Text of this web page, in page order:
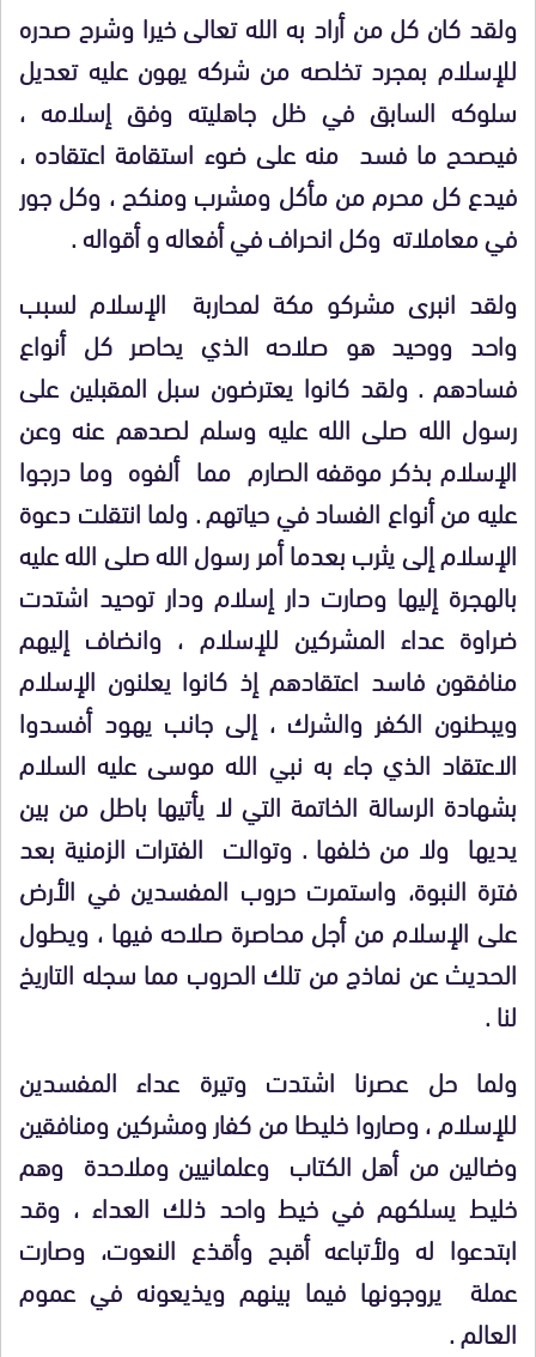
ولقد كان كل من أراد به الله تعالى خيرا وشرح صدره
للإسلام بمجرد تخلصه من شركه يهون عليه تعديل
سلوكه السابق في ظل جاهليته وفق إسلامه ،
فيصحح ما فسد منه على ضوء استقامة اعتقاده ،
فيدع كل محرم من مأكل ومشرب ومنكح ، وكل جور
في معاملاته وكل انحراف في أفعاله و أقواله .
ولقد انبرى مشركو مكة لمحاربة الإسلام لسبب
واحد ووحيد هو صلاحه الذي يحاصر كل أنواع
فسادهم . ولقد كانوا يعترضون سبل المقبلين على
رسول الله صلى الله عليه وسلم لصدهم عنه وعن
الإسلام بذكر موقفه الصارم مما ألفوه وما درجوا
عليه من أنواع الفساد في حياتهم . ولما انتقلت دعوة
الإسلام إلى يثرب بعدما أمر رسول الله صلى الله عليه
بالهجرة إليها وصارت دار إسلام ودار توحيد اشتدت
ضراوة عداء المشركين للإسلام ، وانضاف إليهم
منافقون فاسد اعتقادهم إذ كانوا يعلنون الإسلام
ويبطنون الكفر والشرك ، إلى جانب يهود أفسدوا
الاعتقاد الذي جاء به نبي الله موسى عليه السلام
بشهادة الرسالة الخاتمة التي لا يأتيها باطل من بين
يديها ولا من خلفها . وتوالت الفترات الزمنية بعد
فترة النبوة، واستمرت حروب المفسدين في الأرض
على الإسلام من أجل محاصرة صلاحه فيها ، ويطول
الحديث عن نماذج من تلك الحروب مما سجله التاريخ
لنا .
ولما حل عصرنا اشتدت وتيرة عداء المفسدين
للإسلام ، وصاروا خليطا من كفار ومشركين ومنافقين
وضالين من أهل الكتاب وعلمانيين وملاحدة وهم
خليط يسلكهم في خيط واحد ذلك العداء ، وقد
ابتدعوا له ولأتباعه أقبح وأقذع النعوت، وصارت
عملة يروجونها فيما بينهم ويذيعونه في عموم
العالم .